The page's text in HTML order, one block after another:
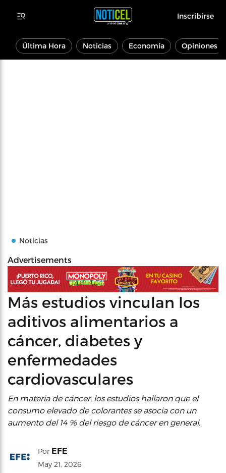
Inscribirse
Última Hora Noticias Economía Opiniones
Noticias
Advertisements
Más estudios vinculan los
aditivos alimentarios a
cáncer, diabetes y
enfermedades
cardiovasculares
En materia de cáncer, los estudios hallaron que el
consumo elevado de colorantes se asocia con un
aumento del 14 % del riesgo de cáncer en general.
Por EFE
May 21, 2026